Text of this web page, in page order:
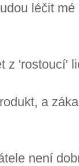
léčit
z 'rostoucí'
a
není